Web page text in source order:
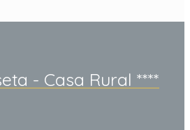
- Casa Rural ****